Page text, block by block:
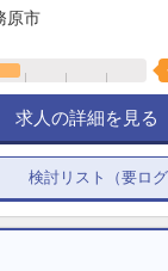
原市
求人の詳細を見る
検討リスト（要ログ